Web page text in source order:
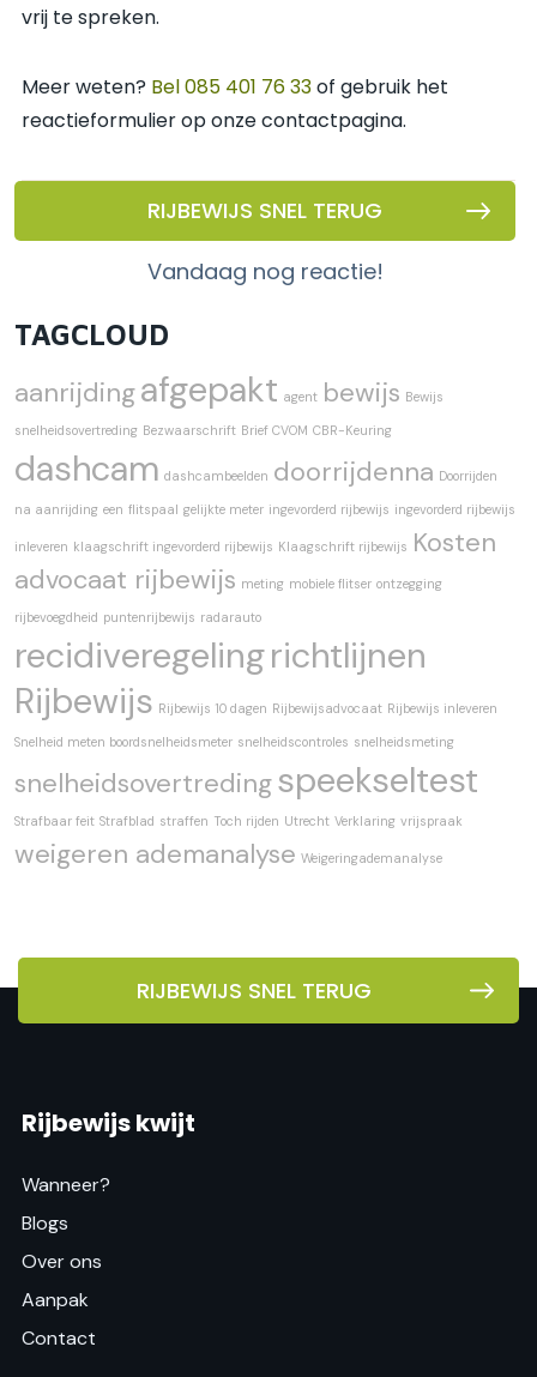
vrij te spreken.
Meer weten? Bel 085 401 76 33of gebruik het
reactieformulier op onze contactpagina.
RIJBEWIJS SNEL TERUG
vandaag nog reactie!
TAGCLOUD
aanrijdingafgepakt agent bewijs Bewijs
snelheidsovertreding Bezwaarschrift Brief CVOM CBR-Keuring
dashcam dashcambeelden doorrijdenna Doorrijden
na aanrijding een flitspaal gelijkte meter ingevorderd rijbewijs ingevorderd rijbewijs
inleveren klaagschrift ingevorderd rijbewijs Klaagschrift rijbewijs Kosten
advocaat rijbewijs meting mobiele flitser ontzegging
rijbevoegdheid puntenrijbewijs radarauto
recidiveregelingrichtlijnen
Rijbewijs Rijbewijs 10 dagen Rijbewijsadvocaat Rijbewijs inleveren
Snelheid meten boordsnelheidsmeter snelheidscontroles snelheidsmeting
snelheidsovertredingspeekseltest
Strafbaar feit Strafblad straffen Toch rijden Utrecht Verklaring vrijspraak
weigeren ademanalyse Weigeringademanalyse
RIJBEWIJS SNEL TERUG
Rijbewijs kwijt
Wanneer?
Blogs
Over ons
Aanpak
Contact